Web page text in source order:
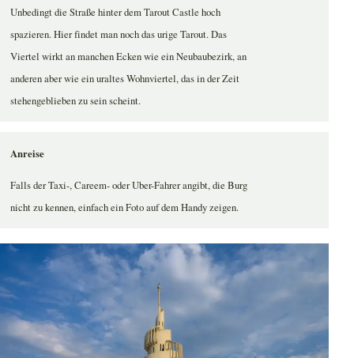
Unbedingt die Straße hinter dem Tarout Castle hoch
spazieren. Hier findet man noch das urige Tarout. Das
Viertel wirkt an manchen Ecken wie ein Neubaubezirk, an
anderen aber wie ein uraltes Wohnviertel, das in der Zeit
stehengeblieben zu sein scheint.
Anreise
Falls der Taxi-, Careem- oder Uber-Fahrer angibt, die Burg
nicht zu kennen, einfach ein Foto auf dem Handy zeigen.